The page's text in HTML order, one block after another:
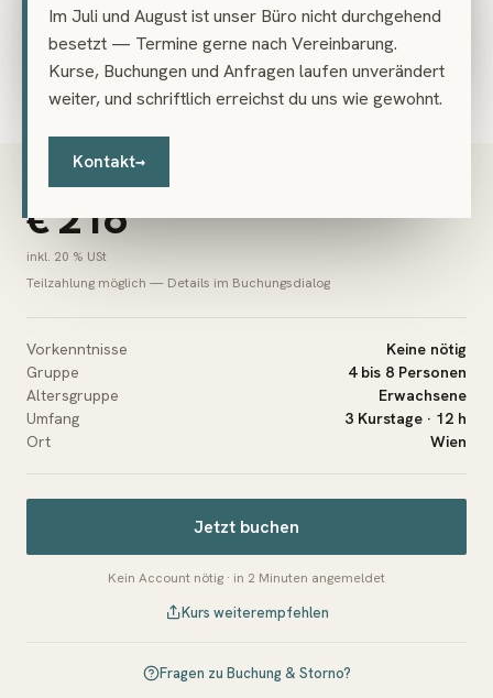
Im Juli und August ist unser Büro nicht durchgehend
besetzt — Termine gerne nach Vereinbarung.
Kurse, Buchungen und Anfragen laufen unverändert
weiter, und schriftlich erreichst du uns wie gewohnt.
Kontakt→
Michaela Bruckmüller · Kursleiterin
€ 216
inkl. 20 % USt
Teilzahlung möglich — Details im Buchungsdialog
Vorkenntnisse
Keine nötig
Gruppe
4 bis 8 Personen
Altersgruppe
Erwachsene
Umfang
3 Kurstage · 12 h
Ort
Wien
Jetzt buchen
Kein Account nötig · in 2 Minuten angemeldet
Kurs weiterempfehlen
Fragen zu Buchung & Storno?